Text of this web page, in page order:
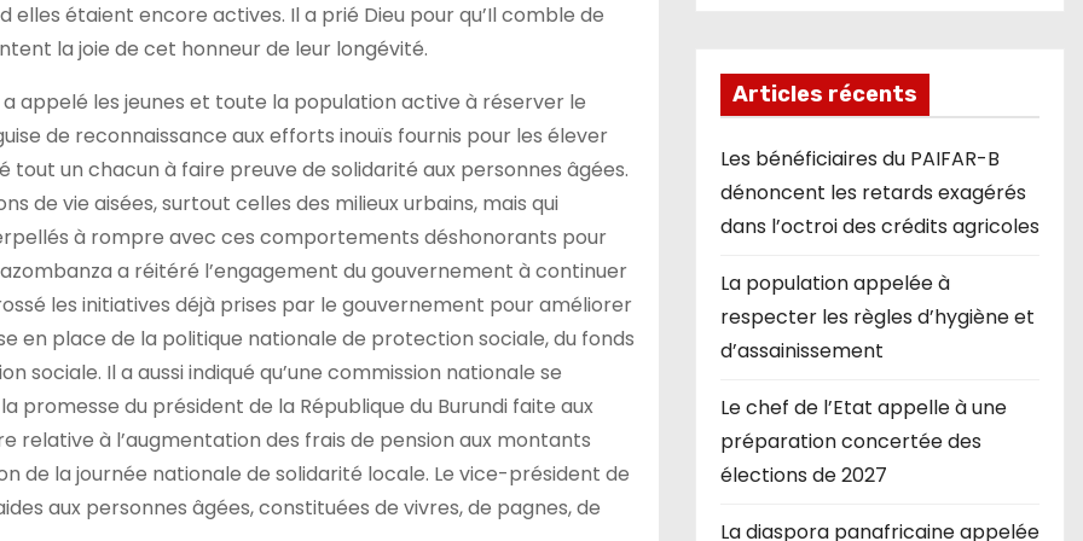
étaient encore actives. Il a prié Dieu pour qu’Il comble de
la joie de cet honneur de leur longévité.
appelé les jeunes et toute la population active à réserver le
de reconnaissance aux efforts inouïs fournis pour les élever
tout un chacun à faire preuve de solidarité aux personnes âgées.
de vie aisées, surtout celles des milieux urbains, mais qui
à rompre avec ces comportements déshonorants pour
a réitéré l’engagement du gouvernement à continuer
les initiatives déjà prises par le gouvernement pour améliorer
en place de la politique nationale de protection sociale, du fonds
Il a aussi indiqué qu’une commission nationale se
promesse du président de la République du Burundi faite aux
relative à l’augmentation des frais de pension aux montants
de la journée nationale de solidarité locale. Le vice-président de
aux personnes âgées, constituées de vivres, de pagnes, de
Articles récents
Les bénéficiaires du PAIFAR-B
dénoncent les retards exagérés
dans l’octroi des crédits agricoles
La population appelée à
respecter les règles d’hygiène et
d’assainissement
Le chef de l’Etat appelle à une
préparation concertée des
élections de 2027
La diaspora panafricaine appelée